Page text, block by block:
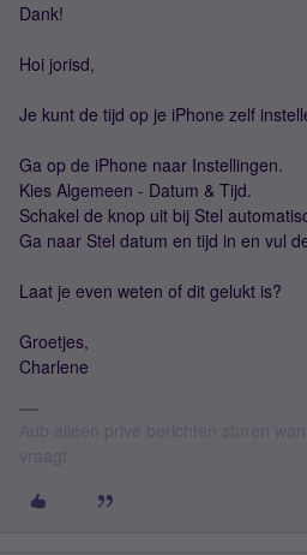
Dank!
Hoi jorisd,
Je kunt de tijd op je iPhone zelf
Ga op de iPhone naar Instellingen.
Kies Algemeen - Datum & Tijd.
Schakel de knop uit bij Stel
Ga naar Stel datum en tijd in en vul
Laat je even weten of dit gelukt is?
Groetjes,
Charlene